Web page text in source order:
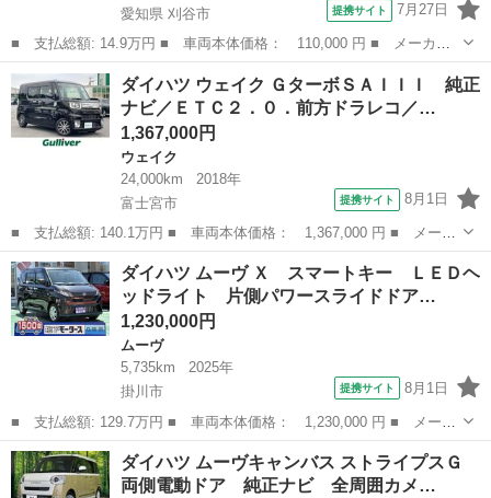
愛知県 刈谷市
提携サイト 7月27日
■ 支払総額: 14.9万円 ■ 車両本体価格： 110,000 円 ■ メーカー
名： ダイハツ ■ 車種名： ミラココア ■ グレード名： ココア
Ｘ スマートキー 電動格納ミラー ベンチシート ＣＶＴ 盗難防
止システム ...
愛知 刈谷市 ミラ
ダイハツ ウェイク ＧターボＳＡＩＩＩ 純正
ナビ／ＥＴＣ２．０．前方ドラレコ／…
1,367,000円
ウェイク
24,000km
2018年
富士宮市
提携サイト 8月1日
■ 支払総額: 140.1万円 ■ 車両本体価格： 1,367,000 円 ■ メーカ
ー名： ダイハツ ■ 車種名： ウェイク ■ グレード名： Ｇター
ボＳＡＩＩＩ 純正ナビ／ＥＴＣ２．０．前方ドラレコ／全方位カメ
ラ／衝突...
静岡 富士宮市
ダイハツ ムーヴ Ｘ スマートキー ＬＥＤヘ
ッドライト 片側パワースライドドア…
1,230,000円
ムーヴ
5,735km
2025年
掛川市
提携サイト 8月1日
■ 支払総額: 129.7万円 ■ 車両本体価格： 1,230,000 円 ■ メーカ
ー名： ダイハツ ■ 車種名： ムーヴ ■ グレード名： Ｘ スマ
ートキー ＬＥＤヘッドライト 片側パワースライドドア フルオー
トエアコ...
静岡 掛川市 ムーヴ
ダイハツ ムーヴキャンバス ストライプスＧ
両側電動ドア 純正ナビ 全周囲カメ…